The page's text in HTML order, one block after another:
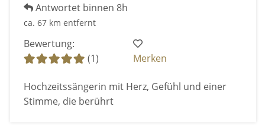
Antwortet binnen 8h
ca. 67 km entfernt
Bewertung:
(1)
Merken
Hochzeitssängerin mit Herz, Gefühl und einer
Stimme, die berührt